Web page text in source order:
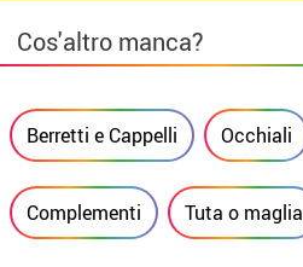
Cos'altro manca?
Berretti e Cappelli Occhiali
Complementi Tuta o maglia